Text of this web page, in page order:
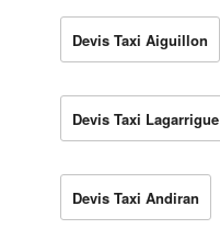
Devis Taxi Aiguillon
Devis Taxi Lagarrigue
Devis Taxi Andiran